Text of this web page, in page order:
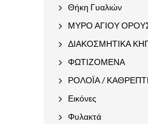
Θήκη Γυαλιών
ΜΥΡΟ ΑΓΙΟΥ
ΔΙΑΚΟΣΜΗΤΙΚΑ
ΦΩΤΙΖΟΜΕΝΑ
ΡΟΛΟΪΑ /
Εικόνες
Φυλακτά